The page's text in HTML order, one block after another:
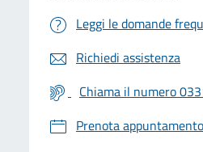
Leggi le domande
Richiedi assistenza
Chiama il numero
Prenota appuntamento